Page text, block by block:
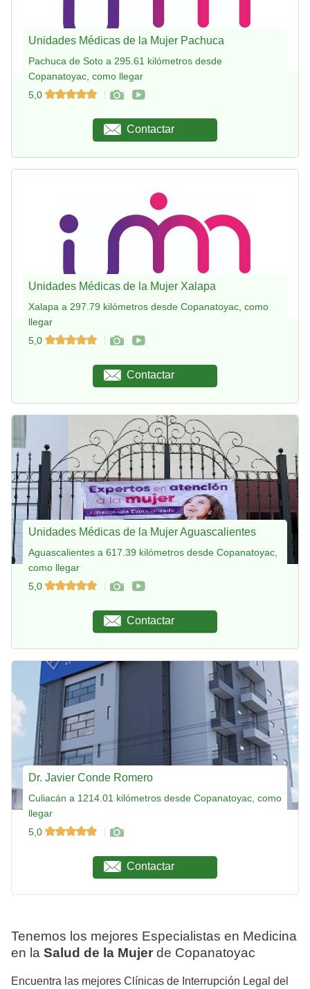
Unidades Médicas de la Mujer Pachuca
Pachuca de Soto a 295.61 kilómetros desde
Copanatoyac, como llegar
5,0
Contactar
Unidades Médicas de la Mujer Xalapa
Xalapa a 297.79 kilómetros desde Copanatoyac, como
llegar
5,0
Contactar
Unidades Médicas de la Mujer Aguascalientes
Aguascalientes a 617.39 kilómetros desde Copanatoyac,
como llegar
5,0
Contactar
Dr. Javier Conde Romero
Culiacán a 1214.01 kilómetros desde Copanatoyac, como
llegar
5,0
Contactar
Tenemos los mejores Especialistas en Medicina
en la Salud de la Mujer de Copanatoyac
Encuentra las mejores Clínicas de Interrupción Legal del